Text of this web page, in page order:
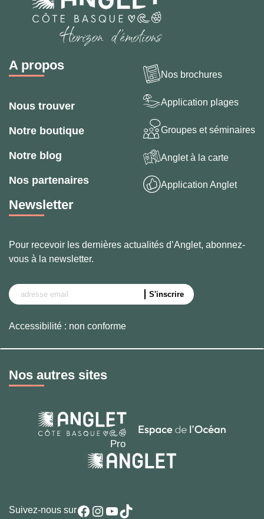
A propos
Nous trouver
Notre boutique
Notre blog
Nos partenaires
Nos brochures
Application plages
Groupes et séminaires
Anglet à la carte
Application Anglet
Newsletter
Pour recevoir les dernières actualités d’Anglet, abonnez-
vous à la newsletter.
Accessibilité : non conforme
Nos autres sites
Suivez-nous surFacebook
Instagram
YouTube
TikTok